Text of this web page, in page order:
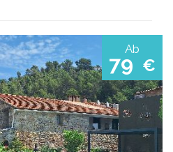
Ab
79 €